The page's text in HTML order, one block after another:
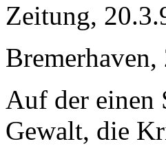
Zeitung,
Bremerhaven,
Auf der einen
Gewalt, die